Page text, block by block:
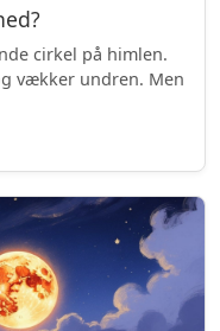
cirkel på himlen.
vækker undren. Men